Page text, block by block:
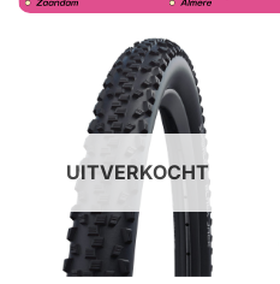
UITVERKOCHT